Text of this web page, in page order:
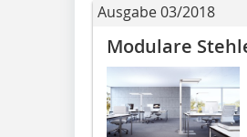
Ausgabe 03/2018
Modulare